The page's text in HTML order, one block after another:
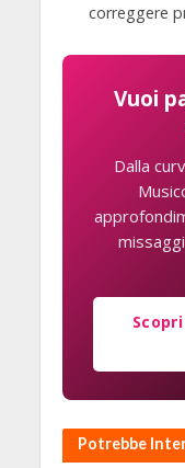
correggere
Vuoi
Dalla
Potrebbe